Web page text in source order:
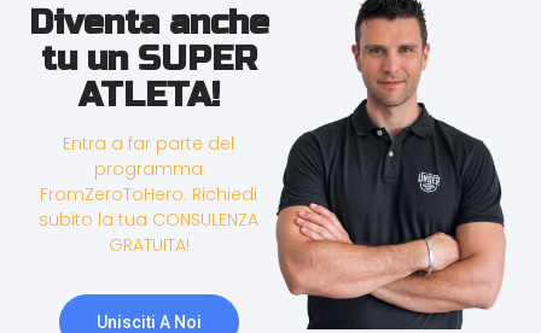
Diventa anche
tu un SUPER
ATLETA!
Entra a far parte del
programma
FromZeroToHero. Richiedi
subito la tua CONSULENZA
GRATUITA!
Unisciti A Noi